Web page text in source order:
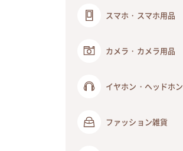
スマホ・スマホ用品
カメラ・カメラ用品
イヤホン・ヘッドホン
ファッション雑貨